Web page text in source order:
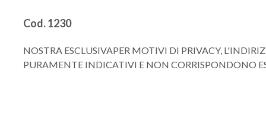
Cod. 1230
NOSTRA ESCLUSIVAPER MOTIVI DI PRIVACY,
PURAMENTE INDICATIVI E NON CORRISPONDONO